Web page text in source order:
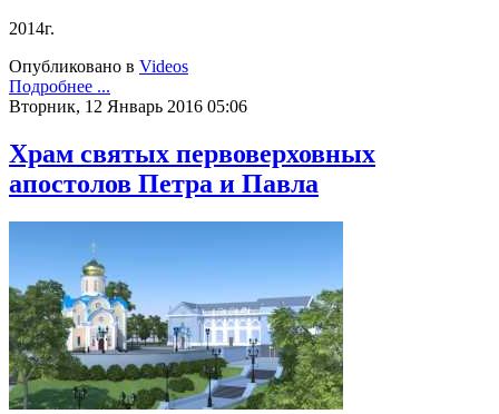
2014г.
Опубликовано в Videos
Подробнее ...
Вторник, 12 Январь 2016 05:06
Храм святых первоверховных
апостолов Петра и Павла